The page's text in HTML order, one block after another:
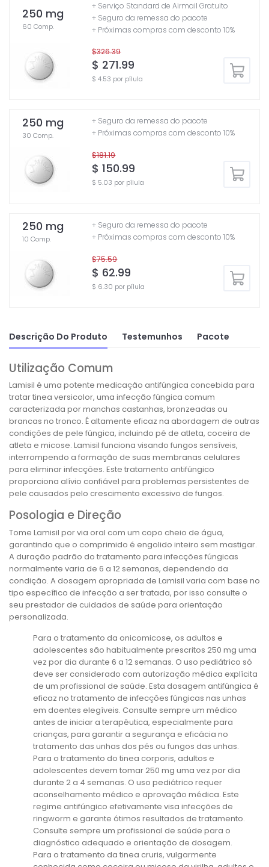
250 mg
60 Comp.
$326.39
$ 271.99
$ 4.53 por pílula
+ Serviço Standard de Airmail Gratuito
+ Seguro da remessa do pacote
+ Próximas compras com desconto 10%
250 mg
30 Comp.
$181.19
$ 150.99
$ 5.03 por pílula
+ Seguro da remessa do pacote
+ Próximas compras com desconto 10%
250 mg
10 Comp.
$75.59
$ 62.99
$ 6.30 por pílula
+ Seguro da remessa do pacote
+ Próximas compras com desconto 10%
Descrição Do Produto Testemunhos Pacote
Utilização Comum
Lamisil é uma potente medicação antifúngica concebida para
tratar tinea versicolor, uma infecção fúngica comum
caracterizada por manchas castanhas, bronzeadas ou
brancas no tronco. É altamente eficaz na abordagem de outras
condições de pele fúngica, incluindo pé de atleta, coceira de
atleta e micose. Lamisil funciona visando fungos sensíveis,
interrompendo a formação de suas membranas celulares
para eliminar infecções. Este tratamento antifúngico
proporciona alívio confiável para problemas persistentes de
pele causados pelo crescimento excessivo de fungos.
Posologia e Direção
Tome Lamisil por via oral com um copo cheio de água,
garantindo que o comprimido é engolido inteiro sem mastigar.
A duração padrão do tratamento para infecções fúngicas
normalmente varia de 6 a 12 semanas, dependendo da
condição. A dosagem apropriada de Lamisil varia com base no
tipo específico de infecção a ser tratada, por isso consulte o
seu prestador de cuidados de saúde para orientação
personalizada.
Para o tratamento da onicomicose, os adultos e
adolescentes são habitualmente prescritos 250 mg uma
vez por dia durante 6 a 12 semanas. O uso pediátrico só
deve ser considerado com autorização médica explícita
de um profissional de saúde. Esta dosagem antifúngica é
eficaz no tratamento de infecções fúngicas nas unhas
em doentes elegíveis. Consulte sempre um médico
antes de iniciar a terapêutica, especialmente para
crianças, para garantir a segurança e eficácia no
tratamento das unhas dos pés ou fungos das unhas.
Para o tratamento do tinea corporis, adultos e
adolescentes devem tomar 250 mg uma vez por dia
durante 2 a 4 semanas. O uso pediátrico requer
aconselhamento médico e aprovação médica. Este
regime antifúngico efetivamente visa infecções de
ringworm e garante ótimos resultados de tratamento.
Consulte sempre um profissional de saúde para o
diagnóstico adequado e orientação de dosagem.
Para o tratamento da tinea cruris, vulgarmente